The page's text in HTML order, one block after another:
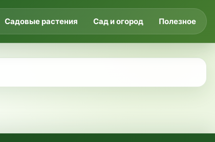
Садовые растения Сад и огород Полезное